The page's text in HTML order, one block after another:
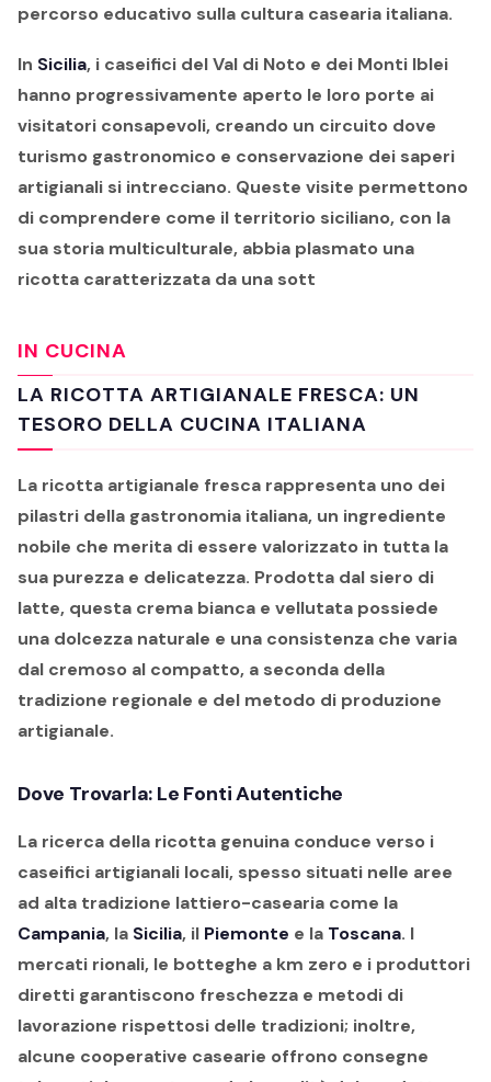
percorso educativo sulla cultura casearia italiana.
In Sicilia, i caseifici del Val di Noto e dei Monti Iblei
hanno progressivamente aperto le loro porte ai
visitatori consapevoli, creando un circuito dove
turismo gastronomico e conservazione dei saperi
artigianali si intrecciano. Queste visite permettono
di comprendere come il territorio siciliano, con la
sua storia multiculturale, abbia plasmato una
ricotta caratterizzata da una sott
IN CUCINA
LA RICOTTA ARTIGIANALE FRESCA: UN
TESORO DELLA CUCINA ITALIANA
La ricotta artigianale fresca rappresenta uno dei
pilastri della gastronomia italiana, un ingrediente
nobile che merita di essere valorizzato in tutta la
sua purezza e delicatezza. Prodotta dal siero di
latte, questa crema bianca e vellutata possiede
una dolcezza naturale e una consistenza che varia
dal cremoso al compatto, a seconda della
tradizione regionale e del metodo di produzione
artigianale.
Dove Trovarla: Le Fonti Autentiche
La ricerca della ricotta genuina conduce verso i
caseifici artigianali locali, spesso situati nelle aree
ad alta tradizione lattiero-casearia come la
Campania, la Sicilia, il Piemonte e la Toscana. I
mercati rionali, le botteghe a km zero e i produttori
diretti garantiscono freschezza e metodi di
lavorazione rispettosi delle tradizioni; inoltre,
alcune cooperative casearie offrono consegne